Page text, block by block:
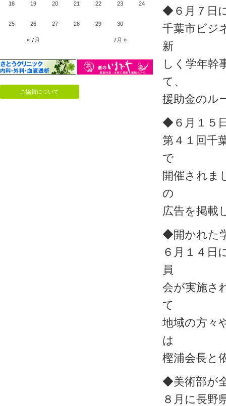
◆６月７日
千葉市ビジ
新
しく学年幹
て、
援助金のル
◆６月１５
第４１回千
で
開催されま
の
広告を掲載
◆開かれた
６月１４日
員
会が実施さ
て
地域の方々
は
樫浦会長と
◆美術部が
８月に長野
« 7月 7月 »
18 19 20 21 22 23 24
25 26 27 28 29 30
ご協賛について